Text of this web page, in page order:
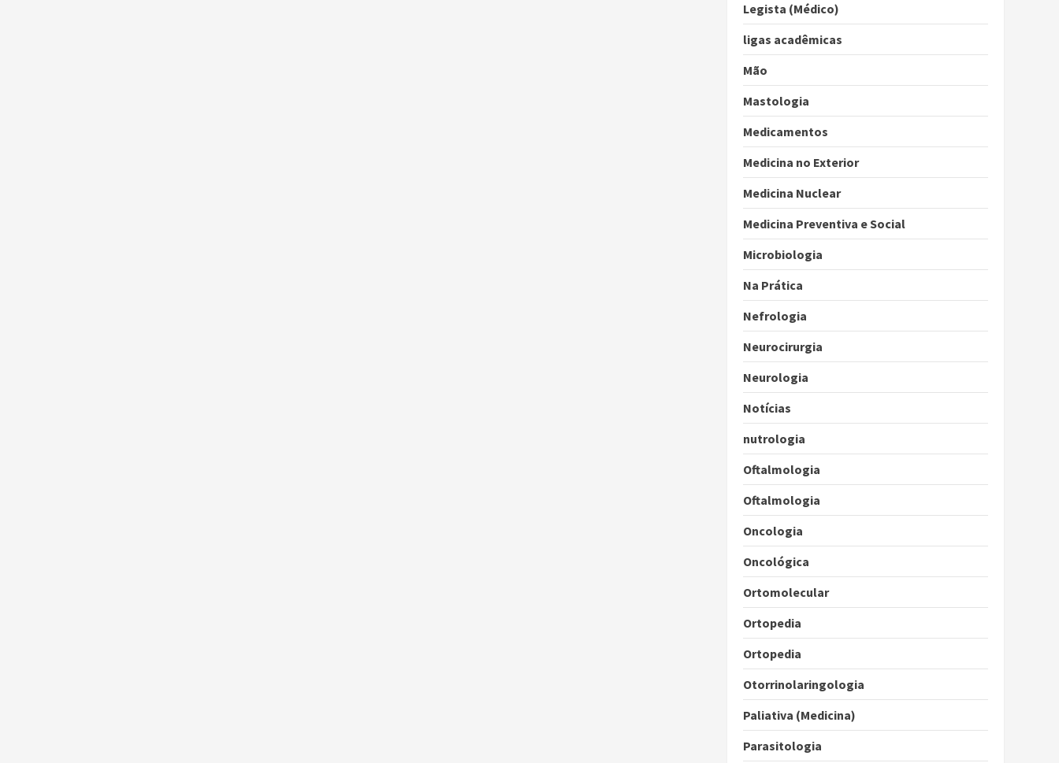
Legista (Médico)
ligas acadêmicas
Mão
Mastologia
Medicamentos
Medicina no Exterior
Medicina Nuclear
Medicina Preventiva e Social
Microbiologia
Na Prática
Nefrologia
Neurocirurgia
Neurologia
Notícias
nutrologia
Oftalmologia
Oftalmologia
Oncologia
Oncológica
Ortomolecular
Ortopedia
Ortopedia
Otorrinolaringologia
Paliativa (Medicina)
Parasitologia